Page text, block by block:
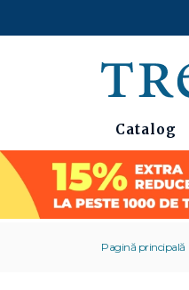
Catalog
Pagină principală